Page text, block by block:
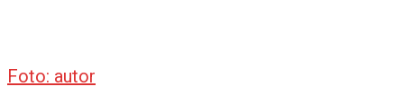
Foto: autor